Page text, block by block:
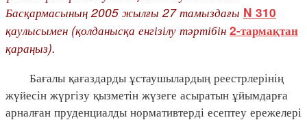
Басқармасының 2005 жылғы 27 тамыздағы N 310
қаулысымен (қолданысқа енгізілу тәртібін 2-тармақтан
қараңыз).
Бағалы қағаздарды ұстаушылардың реестрлерінің
жүйесін жүргізу қызметін жүзеге асыратын ұйымдарға
арналған пруденциалды нормативтерді есептеу ережелері